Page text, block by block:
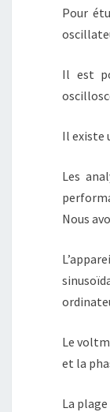
Pour
Il est
Il existe
Les
Nous
Le
et la
La